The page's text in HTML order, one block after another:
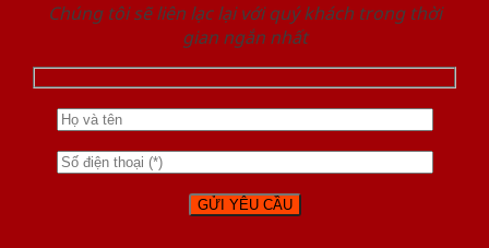
Chúng tôi sẽ liên lạc lại với quý khách trong thời
gian ngắn nhất